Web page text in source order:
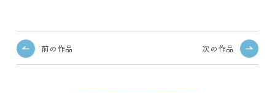
前の作品 次の作品